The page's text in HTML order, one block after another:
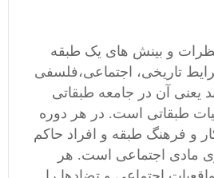
و بینش های یک طبقه
تاریخی، اجتماعی،فلسفی
یعنی آن در جامعه طبقاتی
طبقاتی است. در هر دوره
و فرهنگ طبقه و افراد حاکم
مادی اجتماعی است. هر